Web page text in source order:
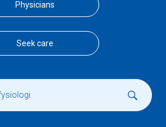
Physicians
Seek care